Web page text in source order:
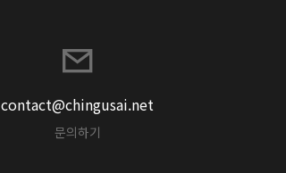
contact@chingusai.net
문의하기